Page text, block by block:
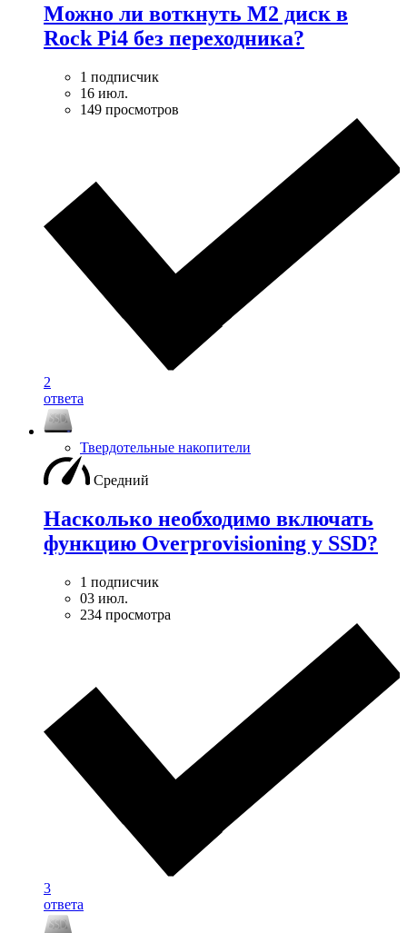
Можно ли воткнуть M2 диск в
Rock Pi4 без переходника?
1 подписчик
16 июл.
149 просмотров
2
ответа
Твердотельные накопители
Средний
Насколько необходимо включать
функцию Overprovisioning у SSD?
1 подписчик
03 июл.
234 просмотра
3
ответа